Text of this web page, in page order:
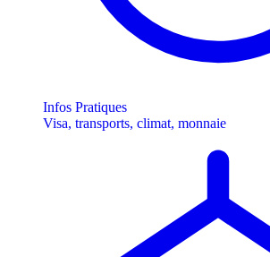
Infos Pratiques
Visa, transports, climat, monnaie